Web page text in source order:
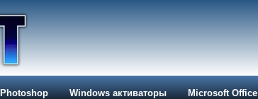
Windows активаторы Microsoft Office